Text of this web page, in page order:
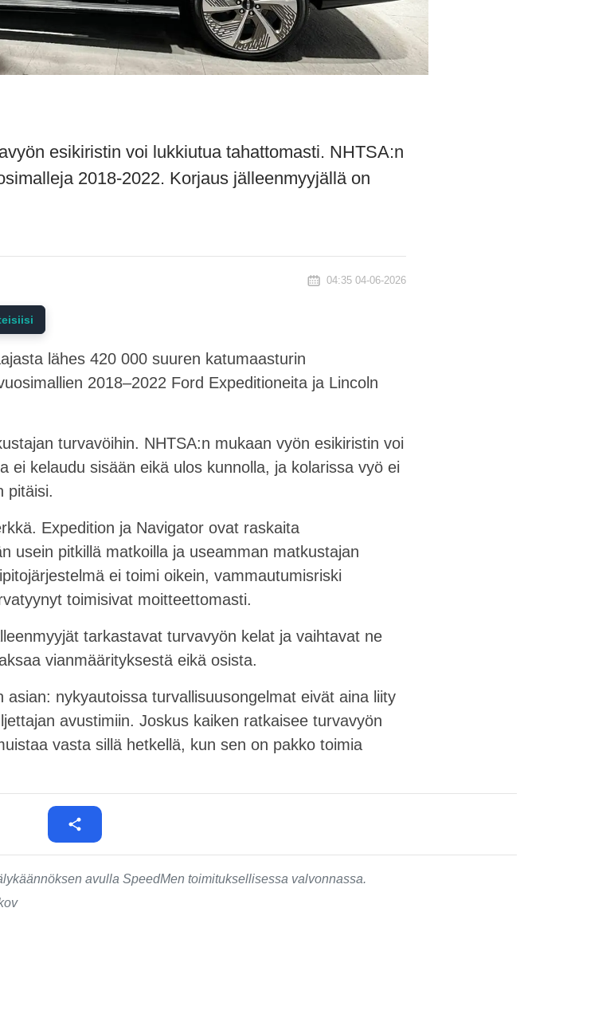
esikiristin voi lukkiutua tahattomasti. NHTSA:n
2018-2022. Korjaus jälleenmyyjällä on
04:35 04-06-2026
lähes 420 000 suuren katumaasturin
2018–2022 Ford Expeditioneita ja Lincoln
turvavöihin. NHTSA:n mukaan vyön esikiristin voi
ei kelaudu sisään eikä ulos kunnolla, ja kolarissa vyö ei
pitäisi.
Expedition ja Navigator ovat raskaita
usein pitkillä matkoilla ja useamman matkustajan
ei toimi oikein, vammautumisriski
toimisivat moitteettomasti.
tarkastavat turvavyön kelat ja vaihtavat ne
vianmäärityksestä eikä osista.
nykyautoissa turvallisuusongelmat eivät aina liity
avustimiin. Joskus kaiken ratkaisee turvavyön
vasta sillä hetkellä, kun sen on pakko toimia
avulla SpeedMen toimituksellisessa valvonnassa.